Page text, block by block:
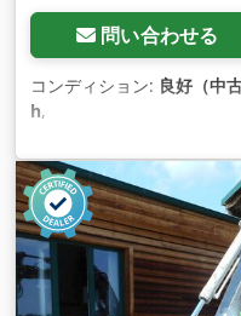
問い合わせる
コンディション: 良好（中古
h,